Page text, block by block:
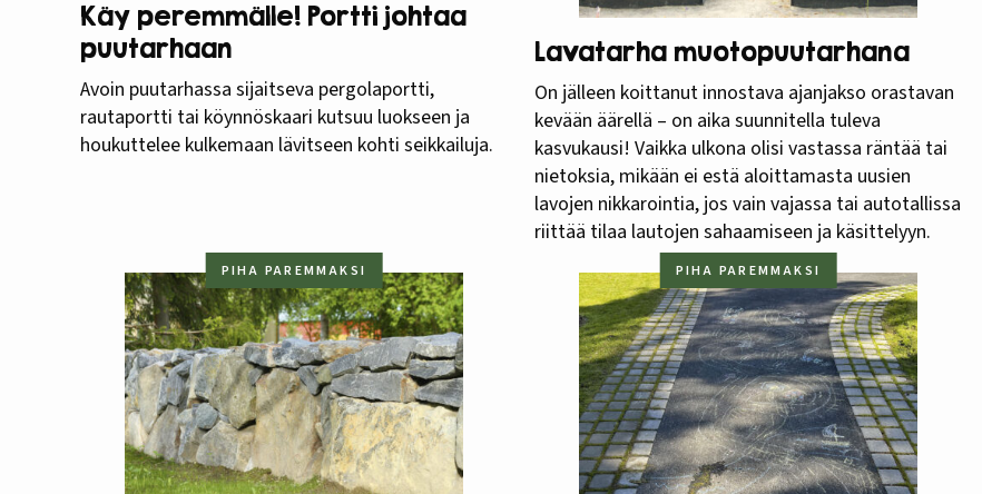
Käy peremmälle! Portti johtaa
puutarhaan
Avoin puutarhassa sijaitseva pergolaportti,
rautaportti tai köynnöskaari kutsuu luokseen ja
houkuttelee kulkemaan lävitseen kohti seikkailuja.
Lavatarha muotopuutarhana
On jälleen koittanut innostava ajanjakso orastavan
kevään äärellä – on aika suunnitella tuleva
kasvukausi! Vaikka ulkona olisi vastassa räntää tai
nietoksia, mikään ei estä aloittamasta uusien
lavojen nikkarointia, jos vain vajassa tai autotallissa
riittää tilaa lautojen sahaamiseen ja käsittelyyn.
PIHA PAREMMAKSI PIHA PAREMMAKSI